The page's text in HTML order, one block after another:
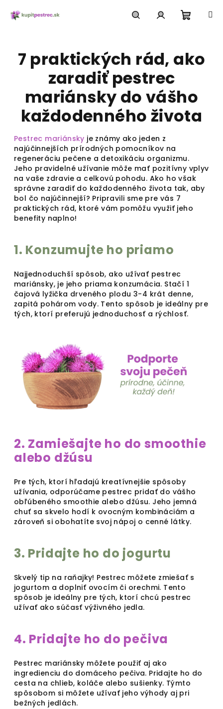
košík
7 praktických rád, ako
zaradiť pestrec
mariánsky do vášho
každodenného života
Pestrec mariánsky je známy ako jeden z
najúčinnejších prírodných pomocníkov na
regeneráciu pečene a detoxikáciu organizmu.
Jeho pravidelné užívanie môže mať pozitívny vplyv
na vaše zdravie a celkovú pohodu. Ako ho však
správne zaradiť do každodenného života tak, aby
bol čo najúčinnejší? Pripravili sme pre vás 7
praktických rád, ktoré vám pomôžu využiť jeho
benefity naplno!
1. Konzumujte ho priamo
Najjednoduchší spôsob, ako užívať pestrec
mariánsky, je jeho priama konzumácia. Stačí 1
čajová lyžička drveného plodu 3-4 krát denne,
zapitá pohárom vody. Tento spôsob je ideálny pre
tých, ktorí preferujú jednoduchosť a rýchlosť.
2. Zamiešajte ho do smoothie
alebo džúsu
Pre tých, ktorí hľadajú kreatívnejšie spôsoby
užívania, odporúčame pestrec pridať do vášho
obľúbeného smoothie alebo džúsu. Jeho jemná
chuť sa skvelo hodí k ovocným kombináciám a
zároveň si obohatíte svoj nápoj o cenné látky.
3. Pridajte ho do jogurtu
Skvelý tip na raňajky! Pestrec môžete zmiešať s
jogurtom a doplniť ovocím či orechmi. Tento
spôsob je ideálny pre tých, ktorí chcú pestrec
užívať ako súčasť výživného jedla.
4. Pridajte ho do pečiva
Pestrec mariánsky môžete použiť aj ako
ingredienciu do domáceho pečiva. Pridajte ho do
cesta na chlieb, koláče alebo sušienky. Týmto
spôsobom si môžete užívať jeho výhody aj pri
bežných jedlách.